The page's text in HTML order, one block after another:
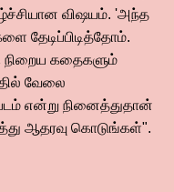
விஷயம். 'அந்த
தேடிப்பிடித்தோம்.
கதைகளும்
வேலை
என்று நினைத்துதான்
ஆதரவு கொடுங்கள்".